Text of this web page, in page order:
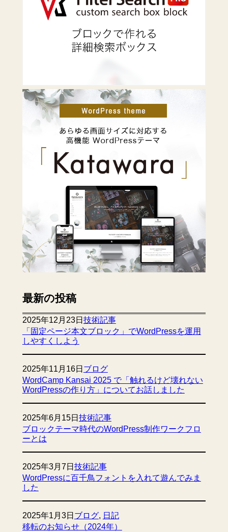
最新の投稿
2025年12月23日 技術記事
「固定ページ本文ブロック」でWordPressを運用
しやすくしよう
2025年11月16日 ブログ
WordCamp Kansai 2025 で「触れるけど壊れない
WordPressの作り方」についてお話しました
2025年6月15日 技術記事
ブロックテーマ時代のWordPress制作ワークフロ
ーとは
2025年3月7日 技術記事
WordPressに百千鳥フォントを入れて遊んでみま
した
2025年1月3日 ブログ, 日記
移転のお知らせ（2024年）